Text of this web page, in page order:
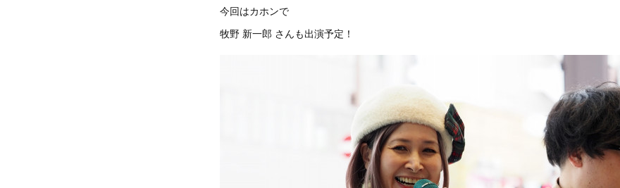
今回はカホンで
牧野 新一郎 さんも出演予定！